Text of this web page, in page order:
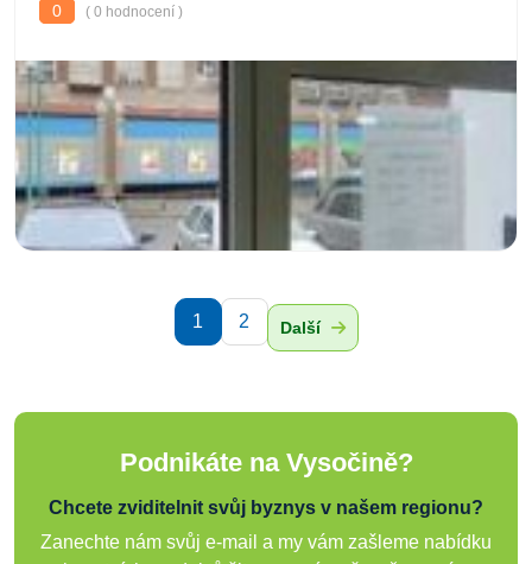
0
( 0 hodnocení )
1 2 Další
Podnikáte na Vysočině?
Chcete zviditelnit svůj byznys v našem regionu?
Zanechte nám svůj e-mail a my vám zašleme nabídku